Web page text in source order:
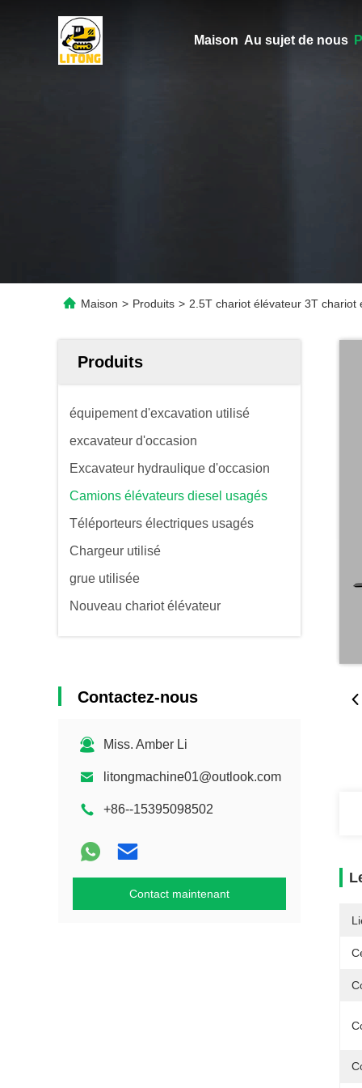
Maison Au sujet de nous
Maison > Produits > 2.5T chariot élévateur 3T
Produits
équipement d'excavation utilisé
excavateur d'occasion
Excavateur hydraulique d'occasion
Camions élévateurs diesel usagés
Téléporteurs électriques usagés
Chargeur utilisé
grue utilisée
Nouveau chariot élévateur
Contactez-nous
Miss. Amber Li
litongmachine01@outlook.com
+86--15395098502
Contact maintenant